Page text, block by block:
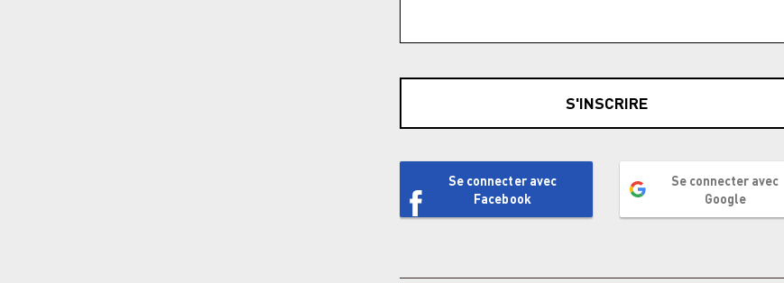
S'INSCRIRE
Se connecter avec
Facebook
Se connecter avec
Google